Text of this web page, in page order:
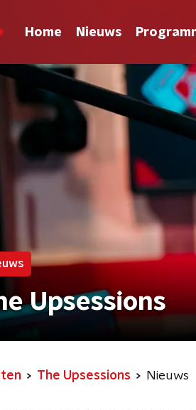
Home Nieuws
Upsessions
The Upsessions Nieuws